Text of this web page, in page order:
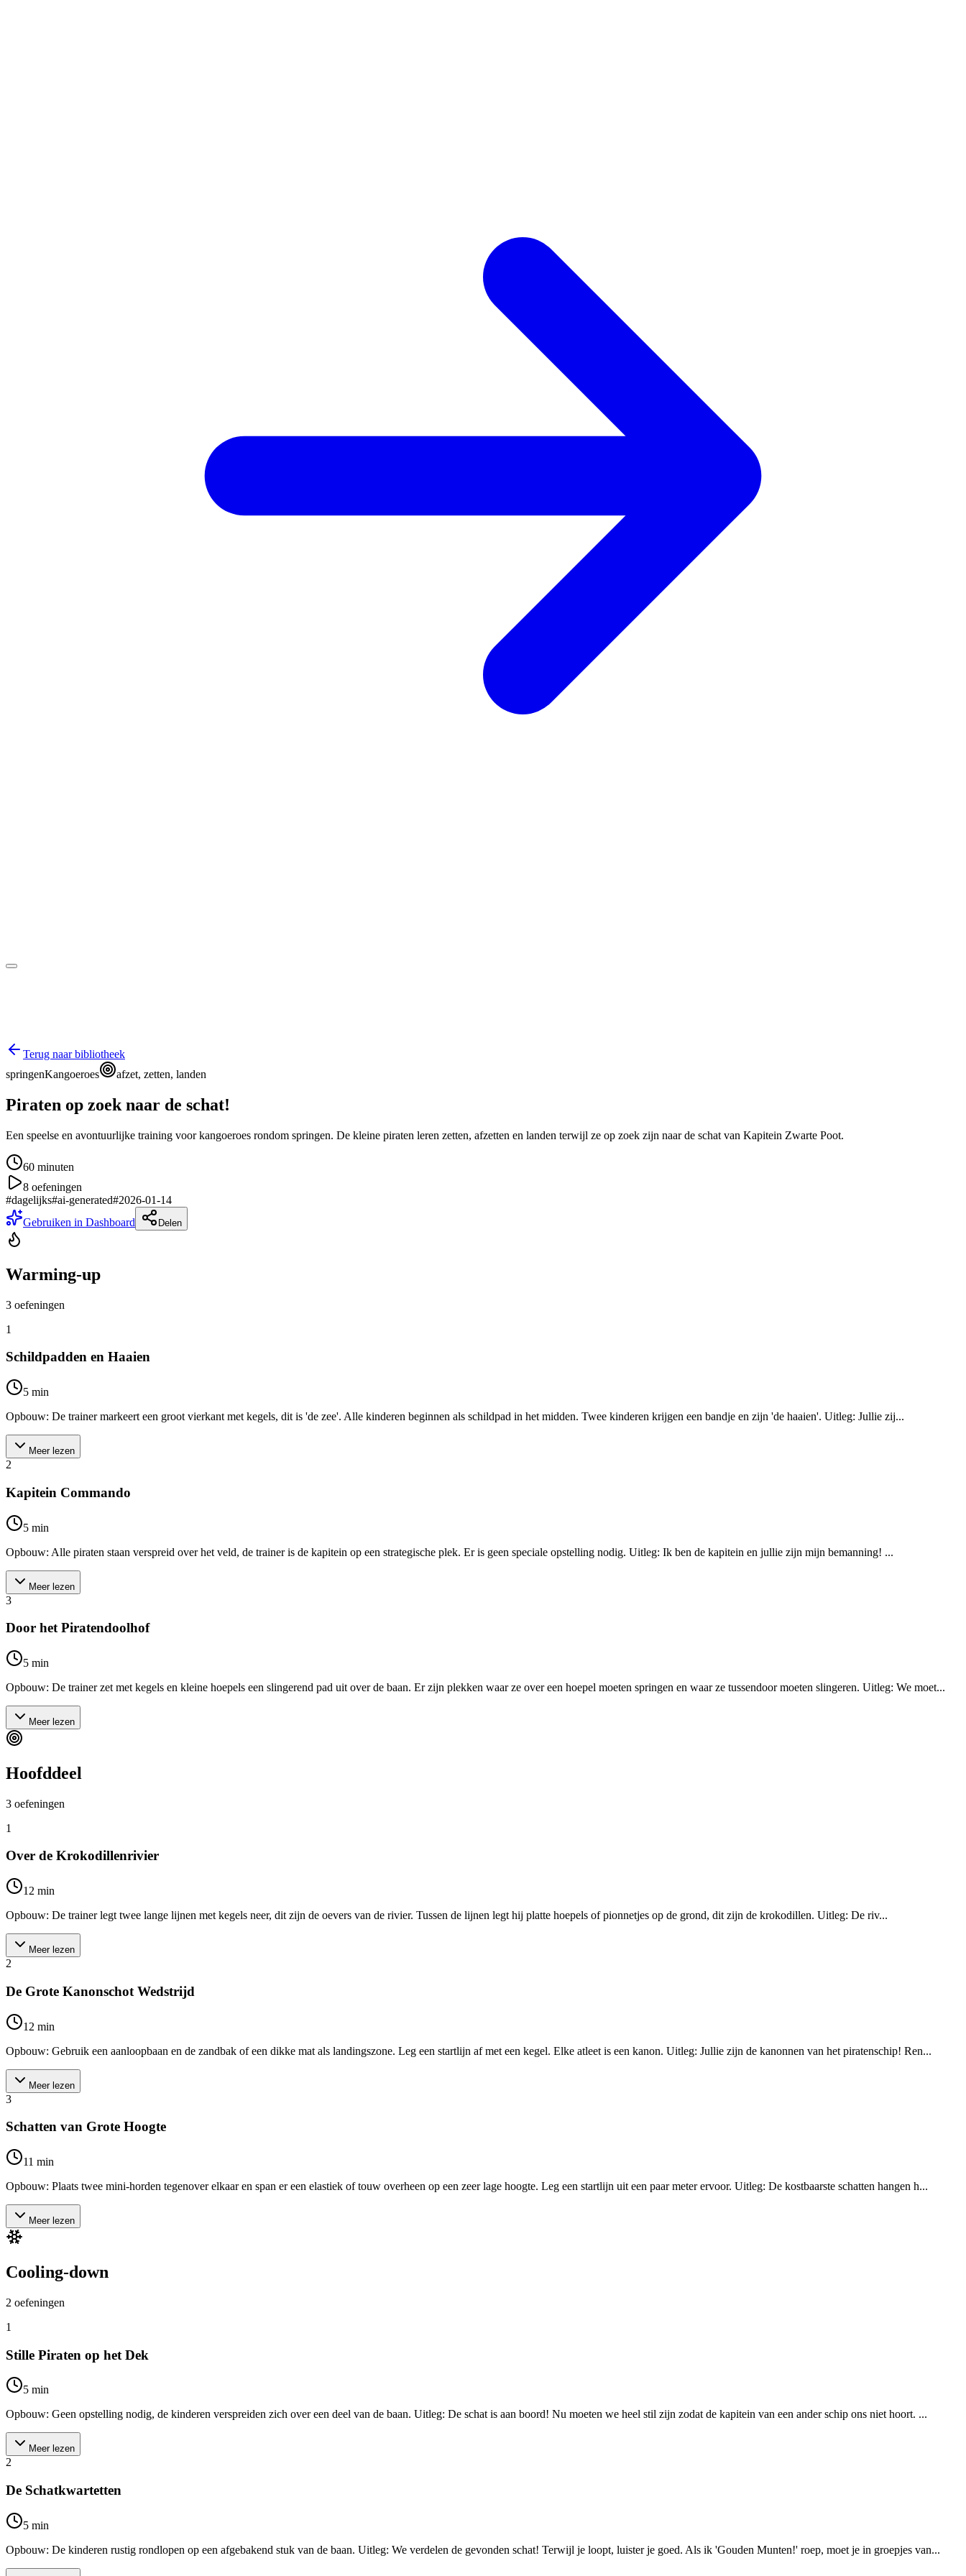
Terug naar bibliotheek
springenKangoeroes afzet, zetten, landen
Piraten op zoek naar de schat!
Een speelse en avontuurlijke training voor kangoeroes rondom springen. De kleine piraten leren zetten, afzetten en landen terwijl ze op zoek zijn naar de schat van Kapitein Zwarte Poot.
60 minuten
8 oefeningen
#dagelijks#ai-generated#2026-01-14
Gebruiken in Dashboard
Delen
Warming-up
3 oefeningen
1
Schildpadden en Haaien
5 min
Opbouw: De trainer markeert een groot vierkant met kegels, dit is 'de zee'. Alle kinderen beginnen als schildpad in het midden. Twee kinderen krijgen een bandje en zijn 'de haaien'. Uitleg: Jullie zij...
Meer lezen
2
Kapitein Commando
5 min
Opbouw: Alle piraten staan verspreid over het veld, de trainer is de kapitein op een strategische plek. Er is geen speciale opstelling nodig. Uitleg: Ik ben de kapitein en jullie zijn mijn bemanning! ...
Meer lezen
3
Door het Piratendoolhof
5 min
Opbouw: De trainer zet met kegels en kleine hoepels een slingerend pad uit over de baan. Er zijn plekken waar ze over een hoepel moeten springen en waar ze tussendoor moeten slingeren. Uitleg: We moet...
Meer lezen
Hoofddeel
3 oefeningen
1
Over de Krokodillenrivier
12 min
Opbouw: De trainer legt twee lange lijnen met kegels neer, dit zijn de oevers van de rivier. Tussen de lijnen legt hij platte hoepels of pionnetjes op de grond, dit zijn de krokodillen. Uitleg: De riv...
Meer lezen
2
De Grote Kanonschot Wedstrijd
12 min
Opbouw: Gebruik een aanloopbaan en de zandbak of een dikke mat als landingszone. Leg een startlijn af met een kegel. Elke atleet is een kanon. Uitleg: Jullie zijn de kanonnen van het piratenschip! Ren...
Meer lezen
3
Schatten van Grote Hoogte
11 min
Opbouw: Plaats twee mini-horden tegenover elkaar en span er een elastiek of touw overheen op een zeer lage hoogte. Leg een startlijn uit een paar meter ervoor. Uitleg: De kostbaarste schatten hangen h...
Meer lezen
Cooling-down
2 oefeningen
1
Stille Piraten op het Dek
5 min
Opbouw: Geen opstelling nodig, de kinderen verspreiden zich over een deel van de baan. Uitleg: De schat is aan boord! Nu moeten we heel stil zijn zodat de kapitein van een ander schip ons niet hoort. ...
Meer lezen
2
De Schatkwartetten
5 min
Opbouw: De kinderen rustig rondlopen op een afgebakend stuk van de baan. Uitleg: We verdelen de gevonden schat! Terwijl je loopt, luister je goed. Als ik 'Gouden Munten!' roep, moet je in groepjes van...